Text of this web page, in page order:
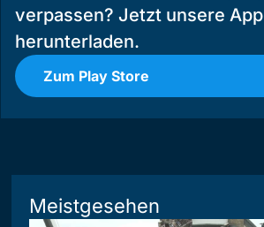
verpassen? Jetzt unsere App
herunterladen.
Zum Play Store
Meistgesehen